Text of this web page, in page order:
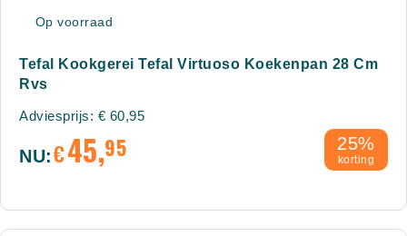
Op voorraad
Tefal Kookgerei Tefal Virtuoso Koekenpan 28 Cm
Rvs
Adviesprijs: € 60,95
NU:€45,95 25%
korting